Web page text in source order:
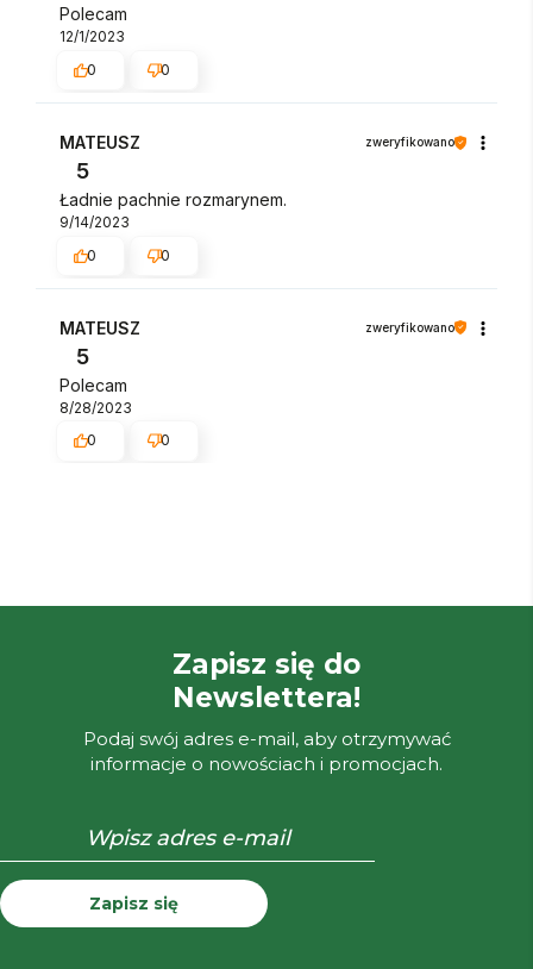
Polecam
12/1/2023
0
0
MATEUSZ zweryfikowano
5
Ładnie pachnie rozmarynem.
9/14/2023
0
0
MATEUSZ zweryfikowano
5
Polecam
8/28/2023
0
0
Zapisz się do
Newslettera!
Podaj swój adres e-mail, aby otrzymywać
informacje o nowościach i promocjach.
Zapisz się